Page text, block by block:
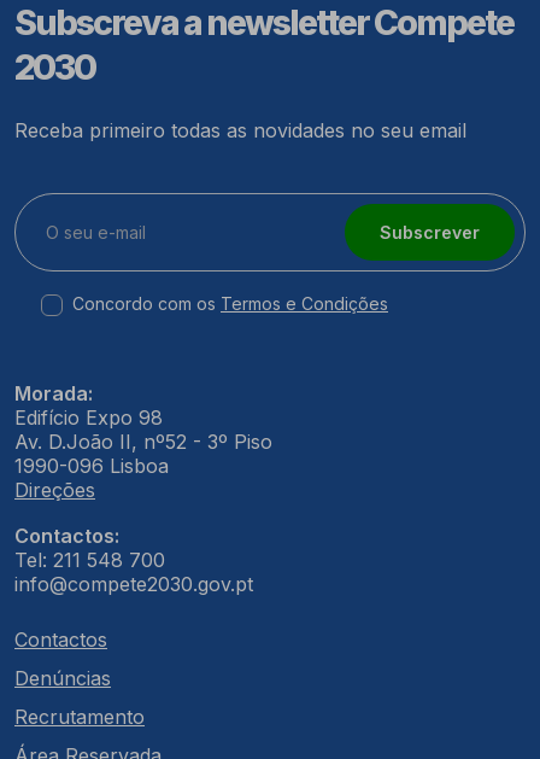
Subscreva a newsletter Compete
2030
Receba primeiro todas as novidades no seu email
Subscrever
Concordo com os Termos e Condições
Morada:
Edifício Expo 98
Av. D.João II, nº52 - 3º Piso
1990-096 Lisboa
Direções
Contactos:
Tel: 211 548 700
info@compete2030.gov.pt
Contactos
Denúncias
Recrutamento